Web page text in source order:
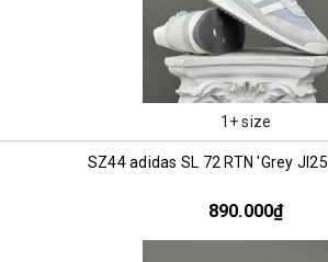
1+ size
SZ44 adidas SL 72 RTN 'Grey
890.000₫